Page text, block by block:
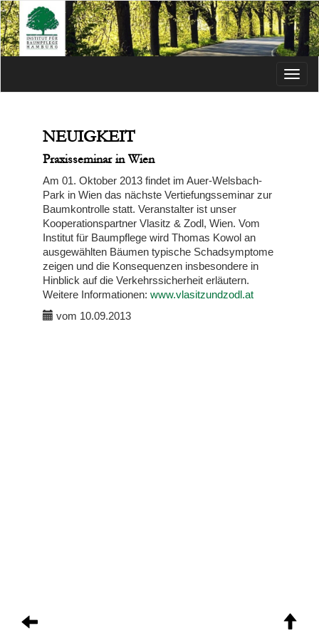
Menü
NEUIGKEIT
Praxisseminar in Wien
Am 01. Oktober 2013 findet im Auer-Welsbach-
Park in Wien das nächste Vertiefungsseminar zur
Baumkontrolle statt. Veranstalter ist unser
Kooperationspartner Vlasitz & Zodl, Wien. Vom
Institut für Baumpflege wird Thomas Kowol an
ausgewählten Bäumen typische Schadsymptome
zeigen und die Konsequenzen insbesondere in
Hinblick auf die Verkehrssicherheit erläutern.
Weitere Informationen: www.vlasitzundzodl.at
vom 10.09.2013